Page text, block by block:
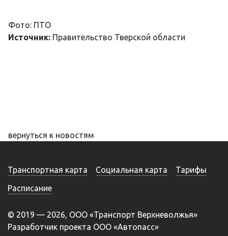
Фото: ПТО
Источник: Правительство Тверской области
вернуться к новостям
Транспортная карта Социальная карта
Тарифы
Расписание
© 2019 — 2026, ООО «Транспорт Верхневолжья»
Разработчик проекта ООО «Автопасс»